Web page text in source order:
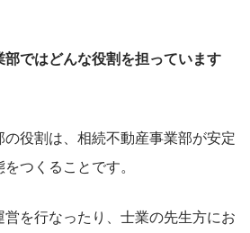
ではどんな役割を担っています
役割は、相続不動産事業部が安定
つくることです。
を行なったり、士業の先生方にお